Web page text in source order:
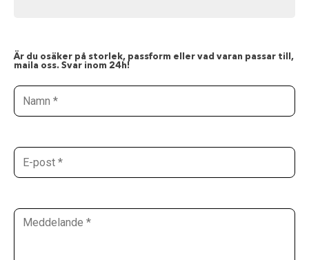
Är du osäker på storlek, passform eller vad varan passar till,
maila oss. Svar inom 24h!